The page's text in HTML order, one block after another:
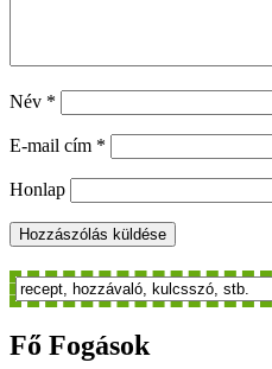
Név *
E-mail cím *
Honlap
Fő Fogások